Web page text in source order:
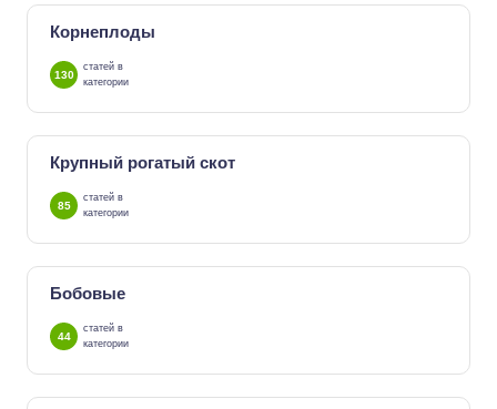
Корнеплоды
130
статей в
категории
Крупный рогатый скот
85
статей в
категории
Бобовые
44
статей в
категории